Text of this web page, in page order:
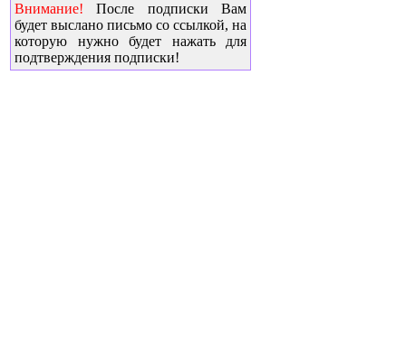
Внимание! После подписки Вам
будет выслано письмо со ссылкой, на
которую нужно будет нажать для
подтверждения подписки!